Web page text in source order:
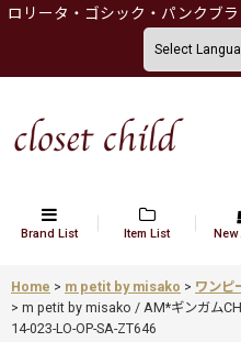
ロリータ・ゴシック・パンクブ
Brand List Item List New
Home > m petit by misako > ワンピ
> m petit by misako / AM*ギンガム
14-023-LO-OP-SA-ZT646